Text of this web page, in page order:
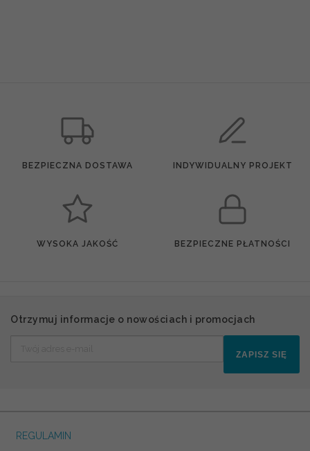
BEZPIECZNA DOSTAWA INDYWIDUALNY PROJEKT
WYSOKA JAKOŚĆ BEZPIECZNE PŁATNOŚCI
Otrzymuj informacje o nowościach i promocjach
ZAPISZ SIĘ
REGULAMIN